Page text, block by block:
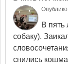
В пять
собаку).
снились